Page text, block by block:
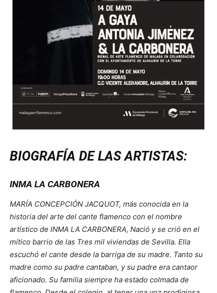
BIOGRAFÍA DE LAS ARTISTAS:
INMA LA CARBONERA
MARÍA CONCEPCIÓN JACQUOT, más conocida en la
historia del arte del cante flamenco con el nombre
artístico de INMA LA CARBONERA, Nació y se crió en el
mítico barrio de las Tres mil viviendas de Sevilla. Ella
escuchó el cante desde la barriga de su madre. Tanto su
madre como su padre cantaban, y su padre era cantaor
aficionado. Su familia siempre ha estado colmada de